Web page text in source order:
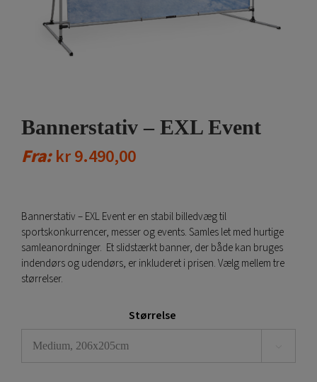
Bannerstativ – EXL Event
Fra:kr9.490,00
Bannerstativ – EXL Event er en stabil billedvæg til
sportskonkurrencer, messer og events. Samles let med hurtige
samleanordninger. Et slidstærkt banner, der både kan bruges
indendørs og udendørs, er inkluderet i prisen. Vælg mellem tre
størrelser.
Størrelse